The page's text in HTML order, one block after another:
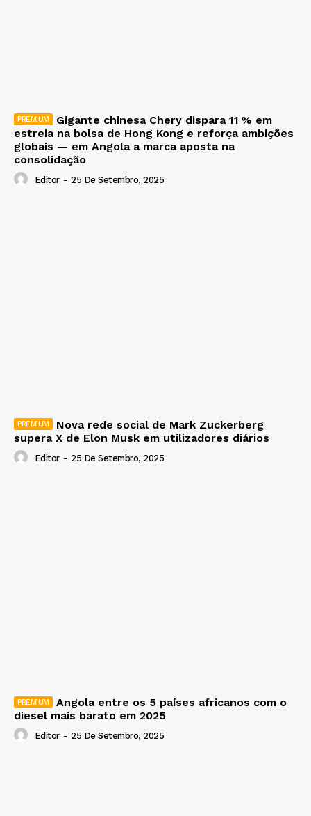
Gigante chinesa Chery dispara 11 % em
estreia na bolsa de Hong Kong e reforça ambições
globais — em Angola a marca aposta na
consolidação
Editor - 25 De Setembro, 2025
Nova rede social de Mark Zuckerberg
supera X de Elon Musk em utilizadores diários
Editor - 25 De Setembro, 2025
Angola entre os 5 países africanos com o
diesel mais barato em 2025
Editor - 25 De Setembro, 2025